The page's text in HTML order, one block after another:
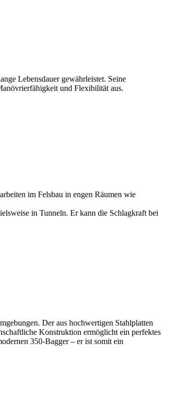
Lebensdauer gewährleistet. Seine
und Flexibilität aus.
im Felsbau in engen Räumen wie
in Tunneln. Er kann die Schlagkraft bei
Der aus hochwertigen Stahlplatten
Konstruktion ermöglicht ein perfektes
350-Bagger – er ist somit ein